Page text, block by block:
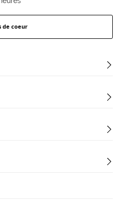
de coeur